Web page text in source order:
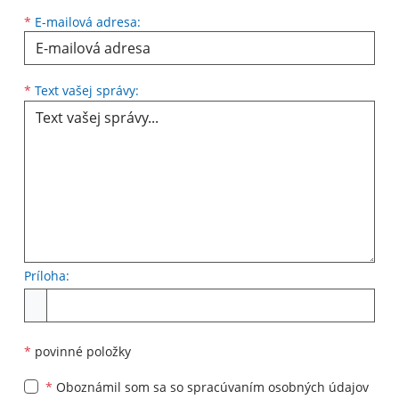
* E-mailová adresa:
* Text vašej správy:
Príloha:
* povinné položky
* Oboznámil som sa so spracúvaním osobných údajov